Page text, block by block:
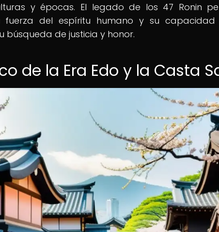
y épocas. El legado de los 47 Ronin
del espíritu humano y su
búsqueda de justicia y honor.
de la Era Edo y la Casta